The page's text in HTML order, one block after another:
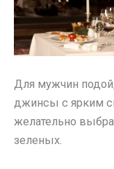
Для мужчин
джинсы с ярким
желательно
зеленых.